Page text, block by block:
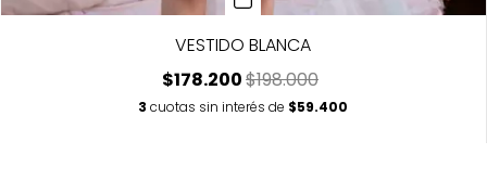
VESTIDO BLANCA
$178.200$198.000
3 cuotas sin interés de $59.400